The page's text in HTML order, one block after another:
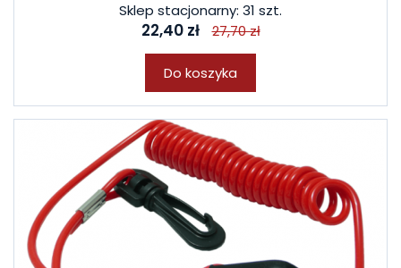
Sklep stacjonarny: 31 szt.
22,40 zł 27,70 zł
Do koszyka